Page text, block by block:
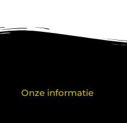
Onze informatie